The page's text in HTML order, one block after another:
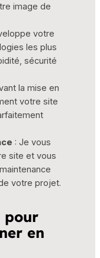
image de
votre
les plus
sécurité
la mise en
votre site
: Je vous
site et vous
votre projet.
pour
en